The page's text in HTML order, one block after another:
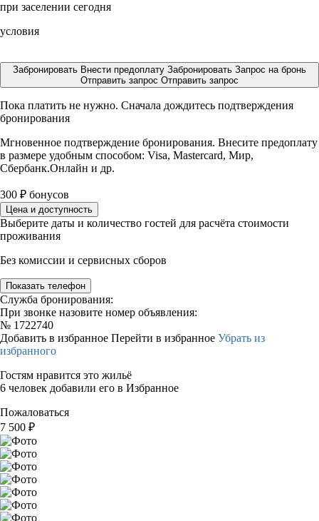
при заселении сегодня
условия
Забронировать Внести предоплату Забронировать Запрос на бронь
Отправить запрос Отправить запрос
Пока платить не нужно. Сначала дождитесь подтверждения
бронирования
Мгновенное подтверждение бронирования. Внесите предоплату
в размере удобным способом: Visa, Mastercard, Мир,
Сбербанк.Онлайн и др.
300 ₽ бонусов
Цена и доступность
Выберите даты и количество гостей для расчёта стоимости
проживания
Без комиссии и сервисных сборов
Показать телефон
Служба бронирования:
При звонке назовите номер объявления:
№ 1722740
Добавить в избранное Перейти в избранное Убрать из
избранного
Гостям нравится это жильё
6 человек добавили его в Избранное
Пожаловаться
7 500 ₽